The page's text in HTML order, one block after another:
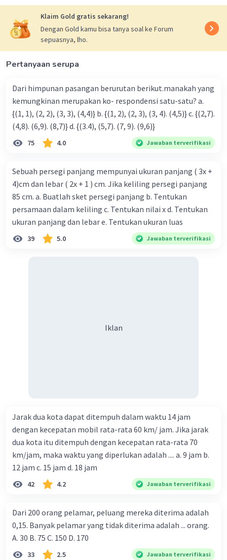
Klaim Gold gratis sekarang!
Dengan Gold kamu bisa tanya soal ke Forum
sepuasnya, lho.
Pertanyaan serupa
Dari himpunan pasangan berurutan berikut.manakah yang
kemungkinan merupakan ko- respondensi satu-satu? a.
{(1, 1), (2, 2), (3, 3), (4,4)} b. {(1, 2), (2, 3), (3, 4). (4,5)} c. {(2,7).
(4,8). (6,9). (8,7)} d. {(3.4), (5,7). (7, 9). (9,6)}
75 4.0 Jawaban terverifikasi
Sebuah persegi panjang mempunyai ukuran panjang ( 3x +
4)cm dan lebar ( 2x + 1 ) cm. Jika keliling persegi panjang
85 cm. a. Buatlah sket persegi panjang b. Tentukan
persamaan dalam keliling c. Tentukan nilai x d. Tentukan
ukuran panjang dan lebar e. Tentukan ukuran luas
39 5.0 Jawaban terverifikasi
Iklan
Jarak dua kota dapat ditempuh dalam waktu 14 jam
dengan kecepatan mobil rata-rata 60 km/ jam. Jika jarak
dua kota itu ditempuh dengan kecepatan rata-rata 70
km/jam, maka waktu yang diperlukan adalah .... a. 9 jam b.
12 jam c. 15 jam d. 18 jam
42 4.2 Jawaban terverifikasi
Dari 200 orang pelamar, peluang mereka diterima adalah
0,15. Banyak pelamar yang tidak diterima adalah ... orang.
A. 30 B. 75 C. 150 D. 170
33 2.5 Jawaban terverifikasi